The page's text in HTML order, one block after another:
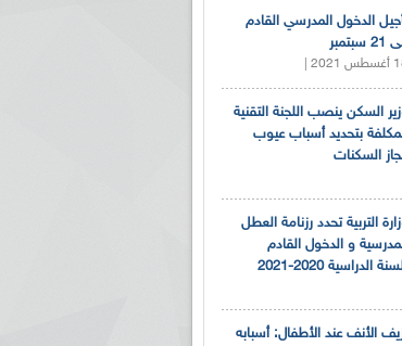
الدخول المدرسي القادم
سبتمبر
2021 |
السكن ينصب اللجنة التقنية
بتحديد أسباب عيوب
السكنات
التربية تحدد رزنامة العطل
و الدخول القادم
الدراسية 2020-2021
الأنف عند الأطفال: أسبابه